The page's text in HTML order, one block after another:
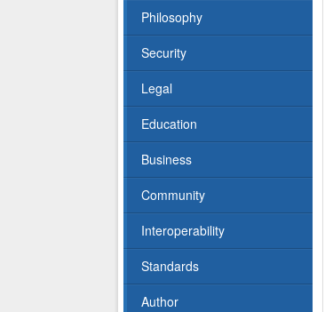
Philosophy
Security
Legal
Education
Business
Community
Interoperability
Standards
Author